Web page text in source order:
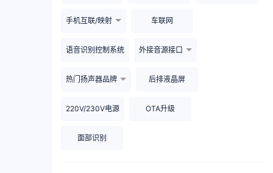
手机互联/映射 车联网
语音识别控制系统 外接音源接口
热门扬声器品牌 后排液晶屏
220V/230V电源 OTA升级
面部识别